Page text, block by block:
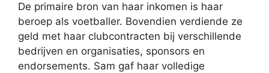
De primaire bron van haar inkomen is haar
beroep als voetballer. Bovendien verdiende ze
geld met haar clubcontracten bij verschillende
bedrijven en organisaties, sponsors en
endorsements. Sam gaf haar volledige